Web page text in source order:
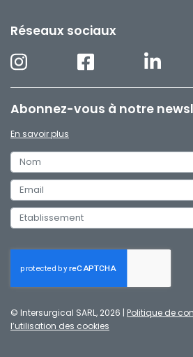
Réseaux sociaux
Abonnez-vous à notre
En savoir plus
© Intersurgical SARL, 2026 | Politique de
l’utilisation des cookies